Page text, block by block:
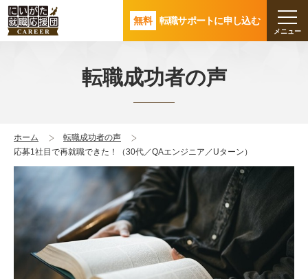
無料 転職サポートに申し込む
転職成功者の声
ホーム
転職成功者の声
応募1社目で再就職できた！（30代／QAエンジニア／Uターン）